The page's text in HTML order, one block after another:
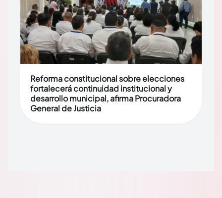
Reforma constitucional sobre elecciones
fortalecerá continuidad institucional y
desarrollo municipal, afirma Procuradora
General de Justicia